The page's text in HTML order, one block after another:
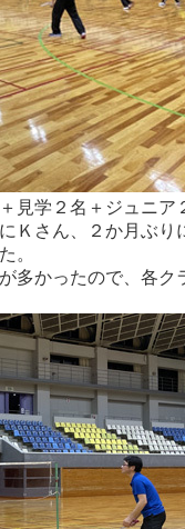
見学２名＋ジュニ
Ｋさん、２か月ぶ
。
多かったので、各